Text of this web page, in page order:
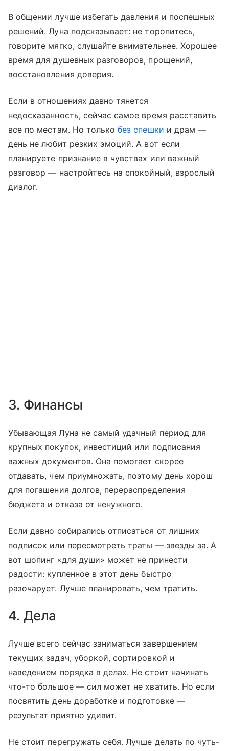
В общении лучше избегать давления и поспешных
решений. Луна подсказывает: не торопитесь,
говорите мягко, слушайте внимательнее. Хорошее
время для душевных разговоров, прощений,
восстановления доверия.
Если в отношениях давно тянется
недосказанность, сейчас самое время расставить
все по местам. Но толькобез спешки и драм —
день не любит резких эмоций. А вот если
планируете признание в чувствах или важный
разговор — настройтесь на спокойный, взрослый
диалог.
3. Финансы
Убывающая Луна не самый удачный период для
крупных покупок, инвестиций или подписания
важных документов. Она помогает скорее
отдавать, чем приумножать, поэтому день хорош
для погашения долгов, перераспределения
бюджета и отказа от ненужного.
Если давно собирались отписаться от лишних
подписок или пересмотреть траты — звезды за. А
вот шопинг «для души» может не принести
радости: купленное в этот день быстро
разочарует. Лучше планировать, чем тратить.
4. Дела
Лучше всего сейчас заниматься завершением
текущих задач, уборкой, сортировкой и
наведением порядка в делах. Не стоит начинать
что-то большое — сил может не хватить. Но если
посвятить день доработке и подготовке —
результат приятно удивит.
Не стоит перегружать себя. Лучше делать по чуть-